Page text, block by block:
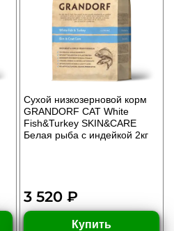
Сухой низкозерновой корм
GRANDORF CAT White
Fish&Turkey SKIN&CARE
Белая рыба с индейкой 2кг
3 520 ₽
Купить